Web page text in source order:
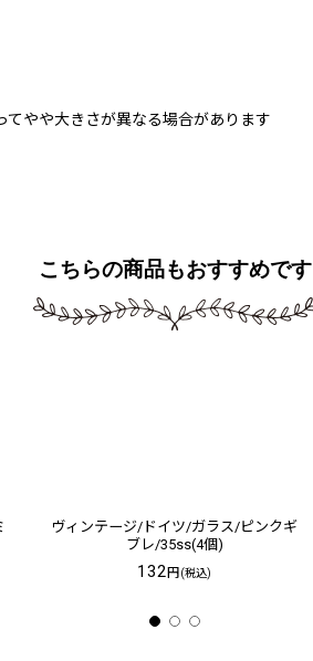
やや大きさが異なる場合があります
こちらの商品もおすすめです
ヴィンテージ/ドイツ/ガラス/ピンクギ
ブレ/35ss(4個)
132円(税込)